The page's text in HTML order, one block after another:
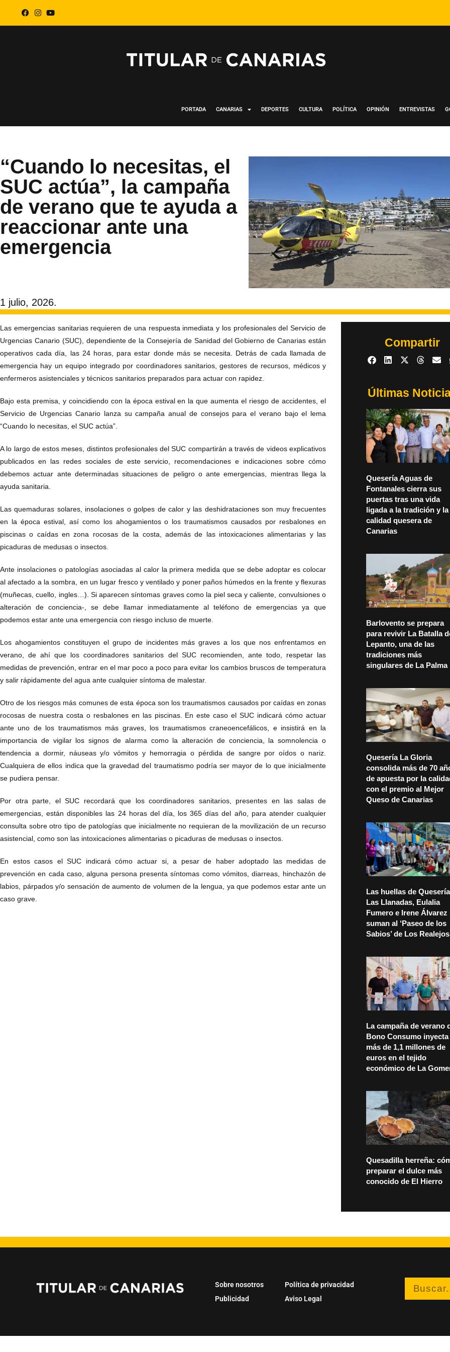
PORTADA CANARIAS DEPORTES CULTURA POLÍTICA OPINIÓN ENTREVISTAS
“Cuando lo necesitas, el
SUC actúa”, la campaña
de verano que te ayuda a
reaccionar ante una
emergencia
1 julio, 2026.
Las emergencias sanitarias requieren de una respuesta inmediata y los profesionales del Servicio de
Urgencias Canario (SUC), dependiente de la Consejería de Sanidad del Gobierno de Canarias están
operativos cada día, las 24 horas, para estar donde más se necesita. Detrás de cada llamada de
emergencia hay un equipo integrado por coordinadores sanitarios, gestores de recursos, médicos y
enfermeros asistenciales y técnicos sanitarios preparados para actuar con rapidez.
Bajo esta premisa, y coincidiendo con la época estival en la que aumenta el riesgo de accidentes, el
Servicio de Urgencias Canario lanza su campaña anual de consejos para el verano bajo el lema
“Cuando lo necesitas, el SUC actúa”.
A lo largo de estos meses, distintos profesionales del SUC compartirán a través de videos explicativos
publicados en las redes sociales de este servicio, recomendaciones e indicaciones sobre cómo
debemos actuar ante determinadas situaciones de peligro o ante emergencias, mientras llega la
ayuda sanitaria.
Las quemaduras solares, insolaciones o golpes de calor y las deshidrataciones son muy frecuentes
en la época estival, así como los ahogamientos o los traumatismos causados por resbalones en
piscinas o caídas en zona rocosas de la costa, además de las intoxicaciones alimentarias y las
picaduras de medusas o insectos.
Ante insolaciones o patologías asociadas al calor la primera medida que se debe adoptar es colocar
al afectado a la sombra, en un lugar fresco y ventilado y poner paños húmedos en la frente y flexuras
(muñecas, cuello, ingles…). Si aparecen síntomas graves como la piel seca y caliente, convulsiones o
alteración de conciencia-, se debe llamar inmediatamente al teléfono de emergencias ya que
podemos estar ante una emergencia con riesgo incluso de muerte.
Los ahogamientos constituyen el grupo de incidentes más graves a los que nos enfrentamos en
verano, de ahí que los coordinadores sanitarios del SUC recomienden, ante todo, respetar las
medidas de prevención, entrar en el mar poco a poco para evitar los cambios bruscos de temperatura
y salir rápidamente del agua ante cualquier síntoma de malestar.
Otro de los riesgos más comunes de esta época son los traumatismos causados por caídas en zonas
rocosas de nuestra costa o resbalones en las piscinas. En este caso el SUC indicará cómo actuar
ante uno de los traumatismos más graves, los traumatismos craneoencefálicos, e insistirá en la
importancia de vigilar los signos de alarma como la alteración de conciencia, la somnolencia o
tendencia a dormir, náuseas y/o vómitos y hemorragia o pérdida de sangre por oídos o nariz.
Cualquiera de ellos indica que la gravedad del traumatismo podría ser mayor de lo que inicialmente
se pudiera pensar.
Por otra parte, el SUC recordará que los coordinadores sanitarios, presentes en las salas de
emergencias, están disponibles las 24 horas del día, los 365 días del año, para atender cualquier
consulta sobre otro tipo de patologías que inicialmente no requieran de la movilización de un recurso
asistencial, como son las intoxicaciones alimentarias o picaduras de medusas o insectos.
En estos casos el SUC indicará cómo actuar si, a pesar de haber adoptado las medidas de
prevención en cada caso, alguna persona presenta síntomas como vómitos, diarreas, hinchazón de
labios, párpados y/o sensación de aumento de volumen de la lengua, ya que podemos estar ante un
caso grave.
Compartir
Últimas
Quesería Aguas de
Fontanales cierra sus
puertas tras una vida
ligada a la tradición y la
calidad quesera de
Canarias
Barlovento se prepara
para revivir La Batalla
Lepanto, una de las
tradiciones más
singulares de La Palma
Quesería La Gloria
consolida más de 70
de apuesta por la
con el premio al Mejor
Queso de Canarias
Las huellas de Quesería
Las Llanadas, Eulalia
Fumero e Irene Álvarez
suman al ‘Paseo de los
Sabios’ de Los Realejos
La campaña de verano
Bono Consumo inyecta
más de 1,1 millones de
euros en el tejido
económico de La
Quesadilla herreña:
preparar el dulce más
conocido de El Hierro
Sobre nosotros
Publicidad
Política de privacidad
Aviso Legal